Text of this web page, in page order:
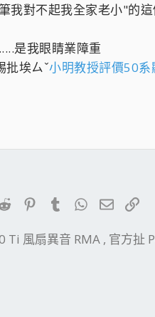
我對不起我全家老小"的
是我眼睛業障重
批埃ㄙˇ小明教授評價50系
RedditPinterestTumblrWhatsApp
電子郵件
連結
Ti 風扇異音 RMA , 官方扯